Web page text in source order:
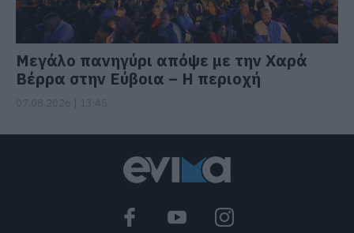
Μεγάλο πανηγύρι απόψε με την Χαρά
Βέρρα στην Εύβοια – Η περιοχή